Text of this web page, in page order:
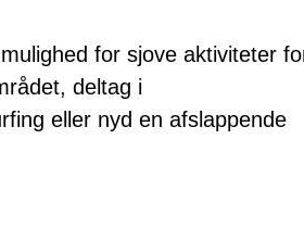
for sjove aktiviteter
deltag i
eller nyd en afslappende